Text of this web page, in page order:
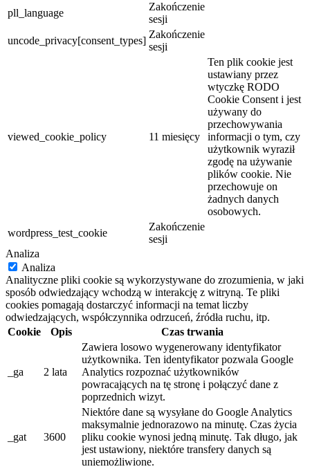
pll_language
Zakończenie
sesji
uncode_privacy[consent_types]
Zakończenie
sesji
viewed_cookie_policy 11 miesięcy
Ten plik cookie jest
ustawiany przez
wtyczkę RODO
Cookie Consent i jest
używany do
przechowywania
informacji o tym, czy
użytkownik wyraził
zgodę na używanie
plików cookie. Nie
przechowuje on
żadnych danych
osobowych.
wordpress_test_cookie
Zakończenie
sesji
Analiza
Analiza
Analityczne pliki cookie są wykorzystywane do zrozumienia, w jaki
sposób odwiedzający wchodzą w interakcję z witryną. Te pliki
cookies pomagają dostarczyć informacji na temat liczby
odwiedzających, współczynnika odrzuceń, źródła ruchu, itp.
Cookie
Opis Czas trwania
_ga 2 lata
Zawiera losowo wygenerowany identyfikator
użytkownika. Ten identyfikator pozwala Google
Analytics rozpoznać użytkowników
powracających na tę stronę i połączyć dane z
poprzednich wizyt.
_gat 3600
Niektóre dane są wysyłane do Google Analytics
maksymalnie jednorazowo na minutę. Czas życia
pliku cookie wynosi jedną minutę. Tak długo, jak
jest ustawiony, niektóre transfery danych są
uniemożliwione.